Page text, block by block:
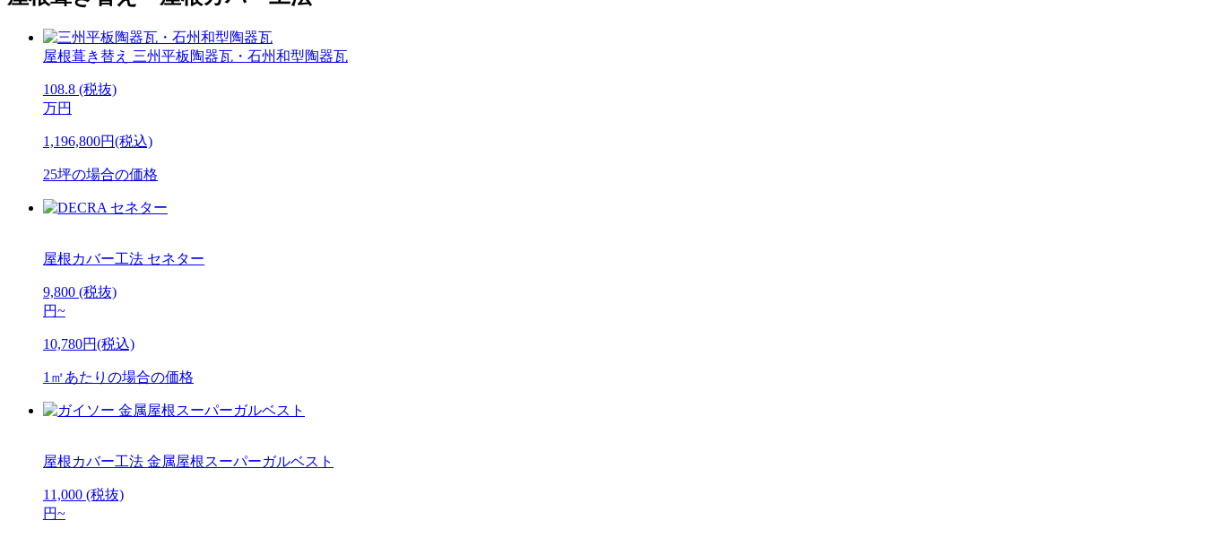
屋根葺き替え 三州平板陶器瓦・石州和型陶器瓦
108.8 (税抜)
万円
1,196,800円(税込)
25坪の場合の価格
屋根カバー工法 セネター
9,800 (税抜)
円~
10,780円(税込)
1㎡あたりの場合の価格
屋根カバー工法 金属屋根スーパーガルベスト
11,000 (税抜)
円~